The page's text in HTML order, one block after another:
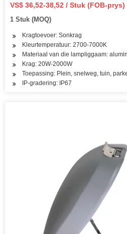
COB SMD Muur Vloed Tuin Pad
VS$ 36,52-38,52 / Stuk (FOB-prys)
1 Stuk (MOQ)
Kragtoevoer: Sonkrag
Kleurtemperatuur: 2700-7000K
Materiaal van die lampliggaam:
Krag: 20W-2000W
Toepassing: Plein, snelweg, tuin,
IP-gradering: IP67